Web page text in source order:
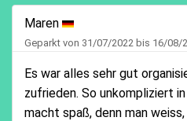
Maren
Geparkt von 31/07/2022 bis 16/08/
Es war alles sehr gut
zufrieden. So unkompliziert
macht spaß, denn man